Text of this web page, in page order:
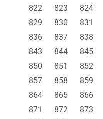
822
823 824
829
830 831
836
837 838
843
844 845
850
851 852
857
858 859
864
865 866
871
872 873